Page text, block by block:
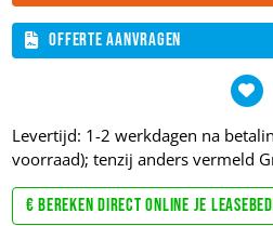
Offerte aanvragen
Levertijd: 1-2 werkdagen na
voorraad); tenzij anders vermeld
€ Bereken direct online je